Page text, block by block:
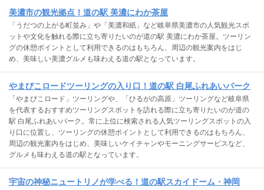
美濃市の観光拠点！道の駅 美濃にわか茶屋
「うだつの上がる町並み」や「美濃和紙」など岐阜県美濃市の人気観光スポ
ットや文化を触れる際に立ち寄りたいのが道の駅 美濃にわか茶屋。ツーリン
グの休憩ポイントとして利用できるのはもちろん、周辺の観光案内をはじ
め、美味しい美濃グルメも味わえる道の駅となっています。
やまびこロードツーリングの入り口！道の駅 白尾ふれあいパーク
「やまびこロード」ツーリングや、「ひるがの高原」ツーリングなど岐阜県
を代表するおすすめツーリングスポットを訪れる際に立ち寄りたいのが道の
駅 白尾ふれあいパーク。常に上位に検索される人気ツーリングスポットの入
り口に位置し、ツーリングの休憩ポイントとして利用できるのはもちろん、
周辺の観光案内をはじめ、美味しいケイチャンやモーニングサービスなど、
グルメも味わえる道の駅となっています。
宇宙の神秘ニュートリノが学べる！道の駅スカイドーム・神岡